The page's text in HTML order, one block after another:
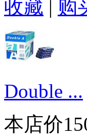
收藏 | 购
Double ...
本店价